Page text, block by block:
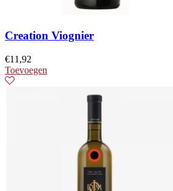
Creation Viognier
€11,92
Toevoegen